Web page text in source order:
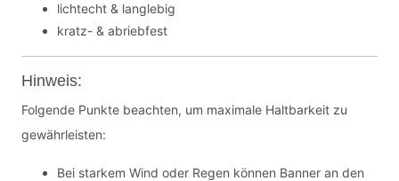
lichtecht & langlebig
kratz- & abriebfest
Hinweis:
Folgende Punkte beachten, um maximale Haltbarkeit zu
gewährleisten:
Bei starkem Wind oder Regen können Banner an den